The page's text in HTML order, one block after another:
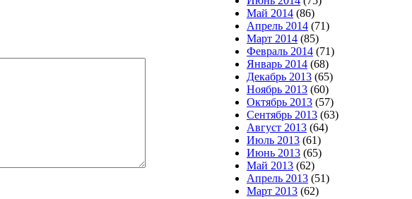
Май 2014 (86)
Апрель 2014 (71)
Март 2014 (85)
Февраль 2014 (71)
Январь 2014 (68)
Декабрь 2013 (65)
Ноябрь 2013 (60)
Октябрь 2013 (57)
Сентябрь 2013 (63)
Август 2013 (64)
Июль 2013 (61)
Июнь 2013 (65)
Май 2013 (62)
Апрель 2013 (51)
Март 2013 (62)